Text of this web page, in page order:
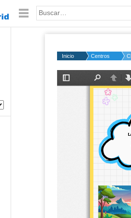
Palabra o frase:
Inicio Centros